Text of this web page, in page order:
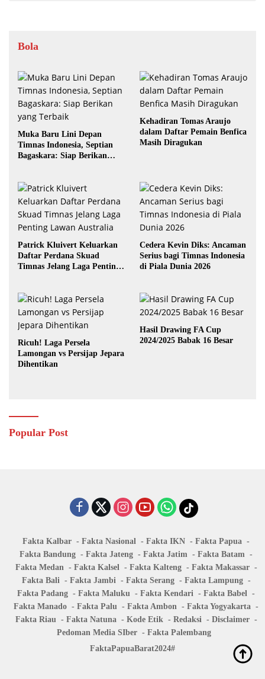
Bola
Muka Baru Lini Depan
Timnas Indonesia, Septian
Bagaskara: Siap Berikan
Kehadiran Tomas Araujo
dalam Daftar Pemain Benfica
Masih Diragukan
Patrick Kluivert Keluarkan
Daftar Perdana Skuad
Timnas Jelang Laga Penting
Cedera Kevin Diks: Ancaman
Serius bagi Timnas Indonesia
di Piala Dunia 2026
Ricuh! Laga Persela
Lamongan vs Persijap Jepara
Dihentikan
Hasil Drawing FA Cup
2024/2025 Babak 16 Besar
Popular Post
Fakta Kalbar Fakta Nasional Fakta IKN
Fakta Papua
Fakta Bandung
Fakta Jateng Fakta Jatim
Fakta Batam
Fakta Medan
Fakta Kalsel Fakta Kalteng
Fakta Makassar
Fakta Bali
Fakta Jambi Fakta Serang
Fakta Lampung
Fakta Padang
Fakta Maluku Fakta Kendari
Fakta Babel
Fakta Manado
Fakta Palu Fakta Ambon
Fakta Yogyakarta
Fakta Riau
Fakta Natuna Kode Etik Redaksi
Disclaimer
Pedoman Media SIber
Fakta Palembang
FaktaPapuaBarat2024#